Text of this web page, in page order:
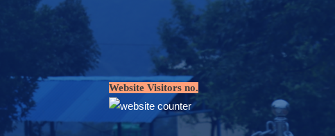
Website Visitors no.